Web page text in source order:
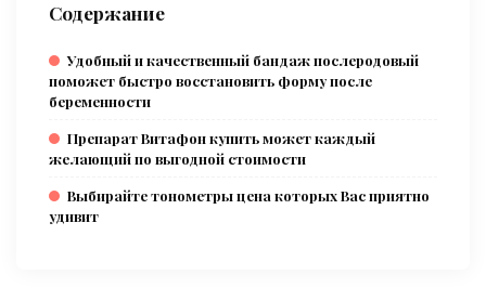
Содержание
Удобный и качественный бандаж послеродовый
поможет быстро восстановить форму после
беременности
Препарат Витафон купить может каждый
желающий по выгодной стоимости
Выбирайте тонометры цена которых Вас приятно
удивит